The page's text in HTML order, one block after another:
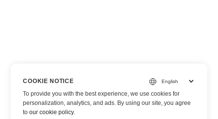
COOKIE NOTICE
To provide you with the best experience, we use cookies for
personalization, analytics, and ads. By using our site, you agree
toour cookie policy.